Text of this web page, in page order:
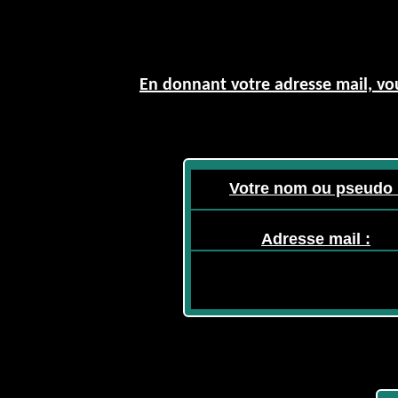
En donnant votre adresse mail,
Votre nom ou pseudo
Adresse mail :